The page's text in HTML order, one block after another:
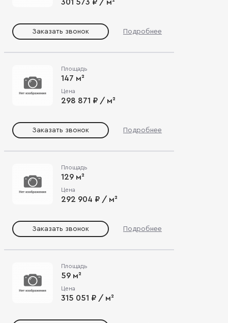
301 573 ₽ / м²
Заказать звонок Подробнее
Площадь
147 м²
Цена
298 871 ₽ / м²
Заказать звонок Подробнее
Площадь
129 м²
Цена
292 904 ₽ / м²
Заказать звонок Подробнее
Площадь
59 м²
Цена
315 051 ₽ / м²